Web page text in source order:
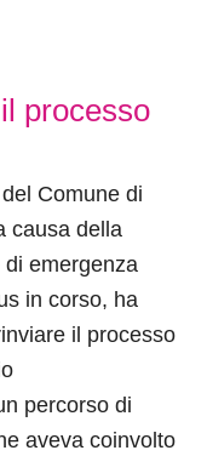
processo
Comune di
causa della
di emergenza
in corso, ha
il processo
percorso di
aveva coinvolto